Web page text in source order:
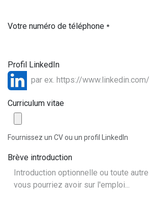
Votre numéro de téléphone *
Profil LinkedIn
Curriculum vitae
Fournissez un CV ou un profil LinkedIn
Brève introduction